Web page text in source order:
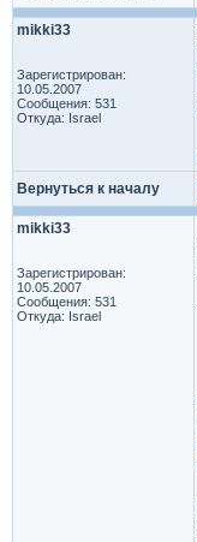
mikki33
Зарегистрирован:
10.05.2007
Сообщения: 531
Откуда: Israel
Вернуться к началу
mikki33
Зарегистрирован:
10.05.2007
Сообщения: 531
Откуда: Israel